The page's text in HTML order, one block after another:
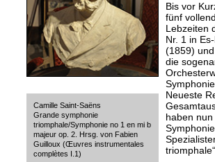
Camille Saint-Saëns
Grande symphonie
triomphale/Symphonie no 1 en mi b
majeur op. 2. Hrsg. von Fabien
Guilloux (Œuvres instrumentales
complètes I.1)
Bis vor
fünf
Lebzeiten
Nr. 1 in
(1859)
die
Neueste
haben
triomphale“.